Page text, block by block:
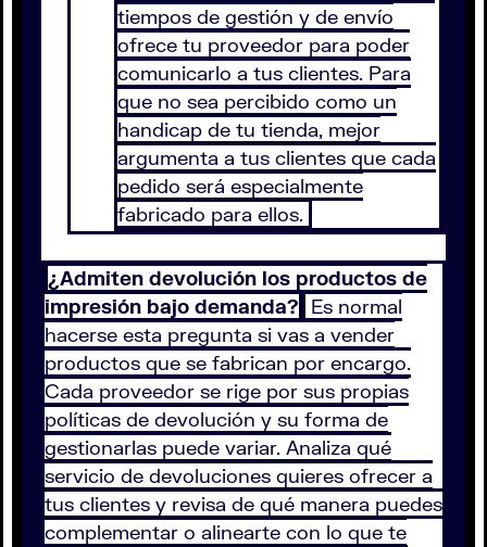
tiempos de gestión y de envío
ofrece tu proveedor para poder
comunicarlo a tus clientes. Para
que no sea percibido como un
handicap de tu tienda, mejor
argumenta a tus clientes que cada
pedido será especialmente
fabricado para ellos.
¿Admiten devolución los productos de
impresión bajo demanda? Es normal
hacerse esta pregunta si vas a vender
productos que se fabrican por encargo.
Cada proveedor se rige por sus propias
políticas de devolución y su forma de
gestionarlas puede variar. Analiza qué
servicio de devoluciones quieres ofrecer a
tus clientes y revisa de qué manera puedes
complementar o alinearte con lo que te